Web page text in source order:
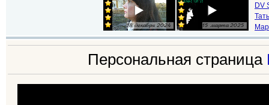
DV
Персональная страница